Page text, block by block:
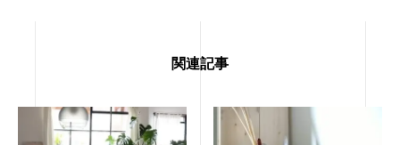
関連記事